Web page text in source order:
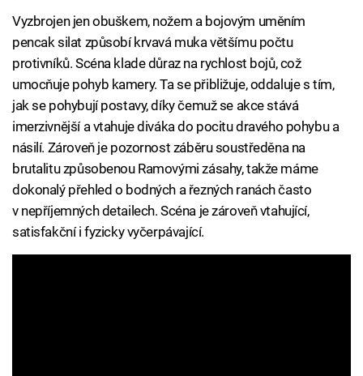
Vyzbrojen jen obuškem, nožem a bojovým uměním
pencak silat způsobí krvavá muka většímu počtu
protivníků. Scéna klade důraz na rychlost bojů, což
umocňuje pohyb kamery. Ta se přibližuje, oddaluje s tím,
jak se pohybují postavy, díky čemuž se akce stává
imerzivnější a vtahuje diváka do pocitu dravého pohybu a
násilí. Zároveň je pozornost záběru soustředěna na
brutalitu způsobenou Ramovými zásahy, takže máme
dokonalý přehled o bodných a řezných ranách často
v nepříjemných detailech. Scéna je zároveň vtahující,
satisfakční i fyzicky vyčerpávající.